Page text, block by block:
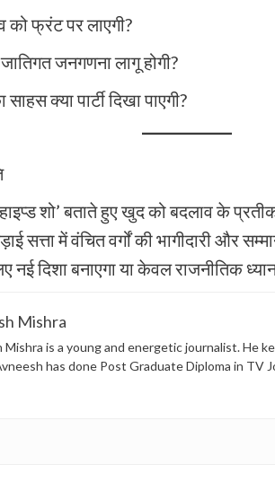
फ्रंट पर लाएगी?
जनगणना लागू होगी?
क्या पार्टी दिखा पाएगी?
शो’ बताते हुए खुद को बदलाव के
सत्ता में वंचित वर्गों की भागीदारी और
नई दिशा बनाएगा या केवल राजनीतिक
Mishra
Mishra is a young and energetic journalist. He
has done Post Graduate Diploma in TV